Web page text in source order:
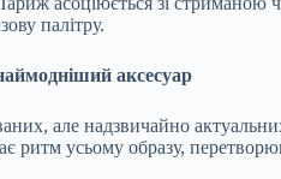
палітру.
аксесуар
але надзвичайно
ритм усьому образу,